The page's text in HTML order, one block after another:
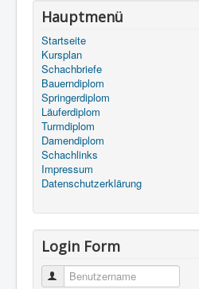
Hauptmenü
Startseite
Kursplan
Schachbriefe
Bauerndiplom
Springerdiplom
Läuferdiplom
Turmdiplom
Damendiplom
Schachlinks
Impressum
Datenschutzerklärung
Login Form
Benutzername